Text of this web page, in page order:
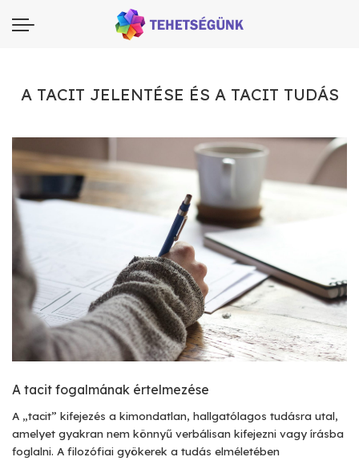
A TACIT JELENTÉSE ÉS A TACIT TUDÁS
A tacit fogalmának értelmezése
A „tacit” kifejezés a kimondatlan, hallgatólagos tudásra utal,
amelyet gyakran nem könnyű verbálisan kifejezni vagy írásba
foglalni. A filozófiai gyökerek a tudás elméletében